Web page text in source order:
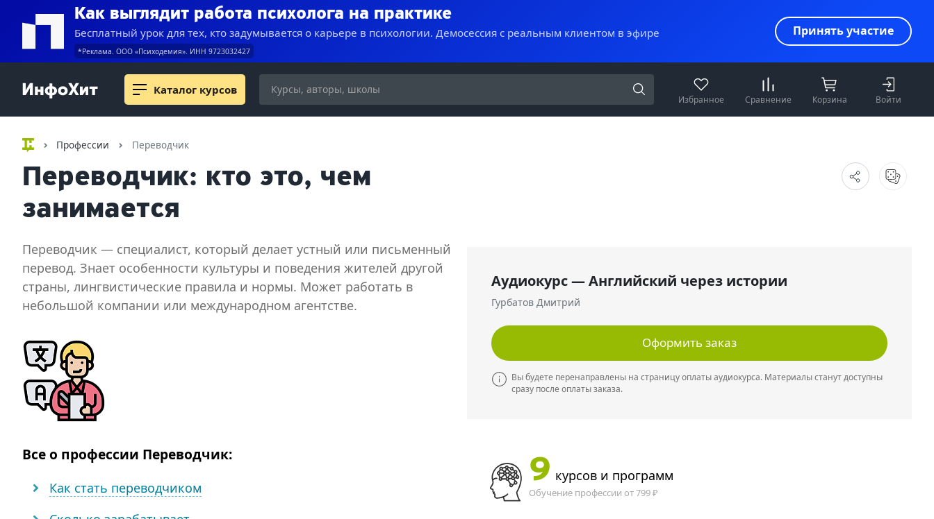
Как выглядит работа психолога на практике
Бесплатный урок для тех, кто задумывается о карьере в психологии. Демосессия с реальным клиентом в эфире
*Реклама. ООО «Психодемия». ИНН 9723032427
Принять участие
Каталог курсов
Избранное Сравнение Корзина Войти
Профессии Переводчик
Переводчик: кто это, чем
занимается
Переводчик — специалист, который делает устный или письменный
перевод. Знает особенности культуры и поведения жителей другой
страны, лингвистические правила и нормы. Может работать в
небольшой компании или международном агентстве.
Аудиокурс — Английский через истории
Гурбатов Дмитрий
Оформить заказ
Вы будете перенаправлены на страницу оплаты аудиокурса. Материалы станут доступны
сразу после оплаты заказа.
Все о профессии Переводчик:
Как стать переводчиком
9 курсов и программ
Обучение профессии от 799 ₽